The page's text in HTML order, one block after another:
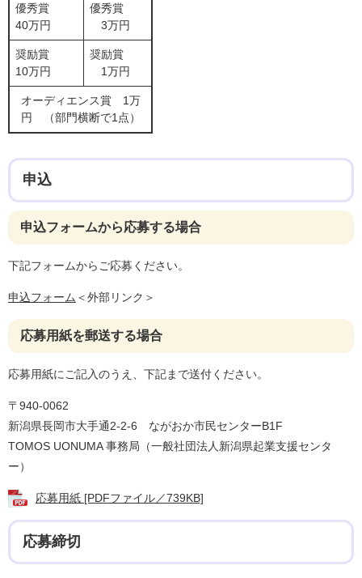
優秀賞
40万円
優秀賞
3万円
奨励賞
10万円
奨励賞
1万円
オーディエンス賞 1万
円 （部門横断で1点）
申込
申込フォームから応募する場合
下記フォームからご応募ください。
申込フォーム ＜外部リンク＞
応募用紙を郵送する場合
応募用紙にご記入のうえ、下記まで送付ください。
〒940-0062
新潟県長岡市大手通2-2-6 ながおか市民センターB1F
TOMOS UONUMA 事務局（一般社団法人新潟県起業支援センタ
ー）
応募用紙 [PDFファイル／739KB]
応募締切